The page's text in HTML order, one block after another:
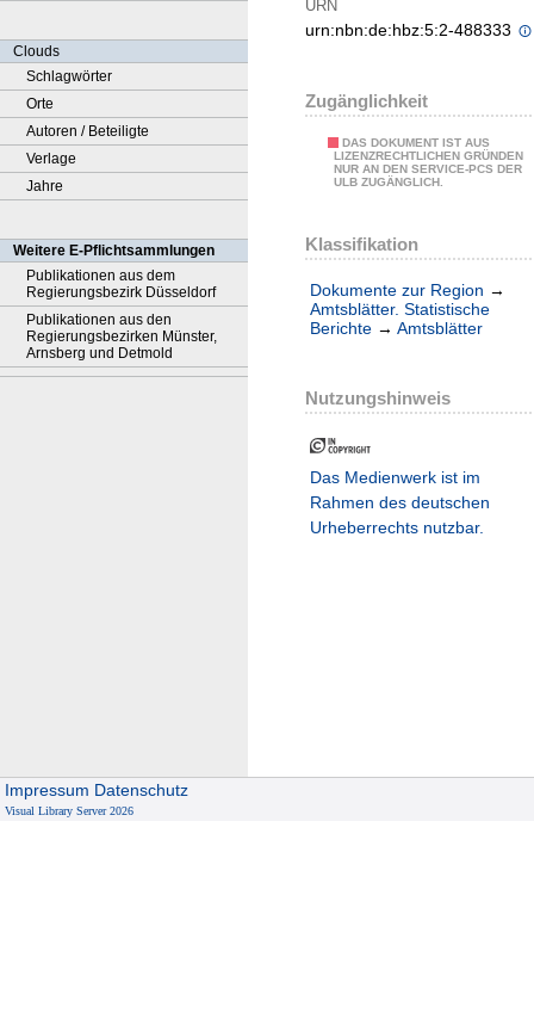
Clouds
Schlagwörter
Orte
Autoren / Beteiligte
Verlage
Jahre
Weitere E-Pflichtsammlungen
Publikationen aus dem
Regierungsbezirk Düsseldorf
Publikationen aus den
Regierungsbezirken Münster,
Arnsberg und Detmold
URN
urn:nbn:de:hbz:5:2-488333
Zugänglichkeit
DAS DOKUMENT IST AUS
LIZENZRECHTLICHEN GRÜNDEN
NUR AN DEN SERVICE-PCS DER
ULB ZUGÄNGLICH.
Klassifikation
Dokumente zur Region →
Amtsblätter. Statistische
Berichte → Amtsblätter
Nutzungshinweis
Das Medienwerk ist im
Rahmen des deutschen
Urheberrechts nutzbar.
Impressum Datenschutz
Visual Library Server 2026